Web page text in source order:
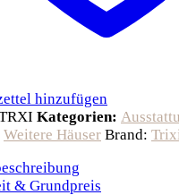
hinzufügen
Kategorien:
Weitere Häuser Brand:
& Grundpreis